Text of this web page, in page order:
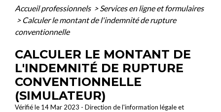
Accueil professionnels > Services en ligne et formulaires
> Calculer le montant de l'indemnité de rupture
conventionnelle
CALCULER LE MONTANT DE
L'INDEMNITÉ DE RUPTURE
CONVENTIONNELLE
(SIMULATEUR)
Vérifié le 14 Mar 2023 - Direction de l'information légale et